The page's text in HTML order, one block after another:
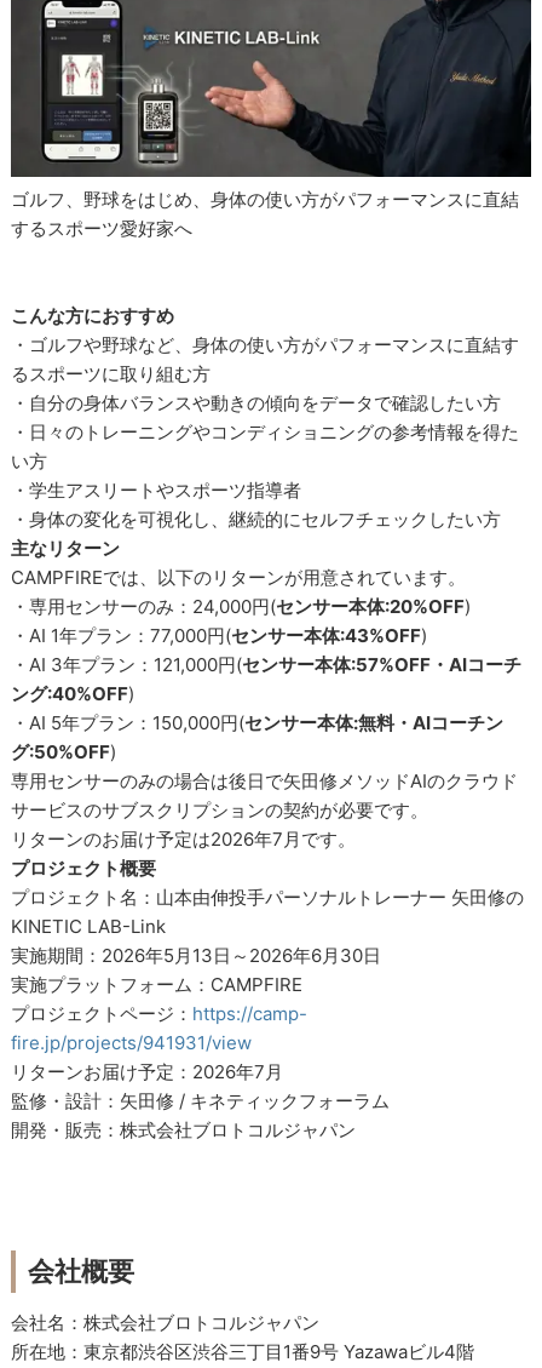
ゴルフ、野球をはじめ、身体の使い方がパフォーマンスに直結
するスポーツ愛好家へ
こんな方におすすめ
・ゴルフや野球など、身体の使い方がパフォーマンスに直結す
るスポーツに取り組む方
・自分の身体バランスや動きの傾向をデータで確認したい方
・日々のトレーニングやコンディショニングの参考情報を得た
い方
・学生アスリートやスポーツ指導者
・身体の変化を可視化し、継続的にセルフチェックしたい方
主なリターン
CAMPFIREでは、以下のリターンが用意されています。
・専用センサーのみ：24,000円(センサー本体:20%OFF)
・AI 1年プラン：77,000円(センサー本体:43%OFF)
・AI 3年プラン：121,000円(センサー本体:57%OFF・AIコーチ
ング:40%OFF)
・AI 5年プラン：150,000円(センサー本体:無料・AIコーチン
グ:50%OFF)
専用センサーのみの場合は後日で矢田修メソッドAIのクラウド
サービスのサブスクリプションの契約が必要です。
リターンのお届け予定は2026年7月です。
プロジェクト概要
プロジェクト名：山本由伸投手パーソナルトレーナー 矢田修の
KINETIC LAB-Link
実施期間：2026年5月13日～2026年6月30日
実施プラットフォーム：CAMPFIRE
プロジェクトページ： https://camp-
fire.jp/projects/941931/view
リターンお届け予定：2026年7月
監修・設計：矢田修 / キネティックフォーラム
開発・販売：株式会社ブロトコルジャパン
会社概要
会社名：株式会社ブロトコルジャパン
所在地：東京都渋谷区渋谷三丁目1番9号 Yazawaビル4階